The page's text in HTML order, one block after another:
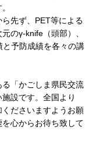
先ず、PET等による
のγ-knife（頭部）、
予防成績を各々の講
「かごしま県民交流
設です。全国より
くださいますようお願
心からお待ち致して